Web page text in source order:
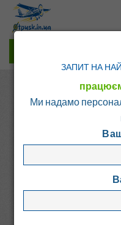
ЗАПИТ НА
Ми надамо